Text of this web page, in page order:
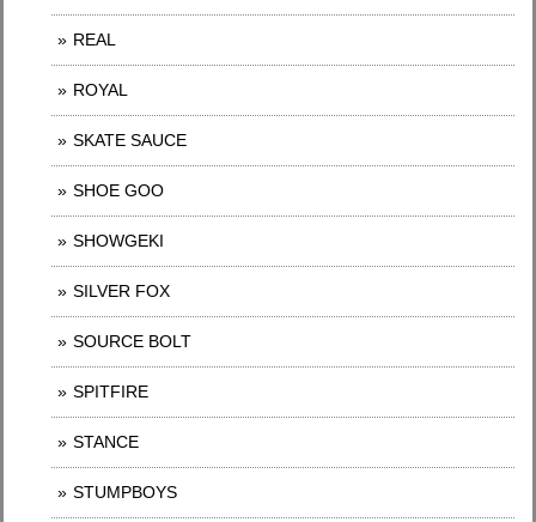
REAL
ROYAL
SKATE SAUCE
SHOE GOO
SHOWGEKI
SILVER FOX
SOURCE BOLT
SPITFIRE
STANCE
STUMPBOYS